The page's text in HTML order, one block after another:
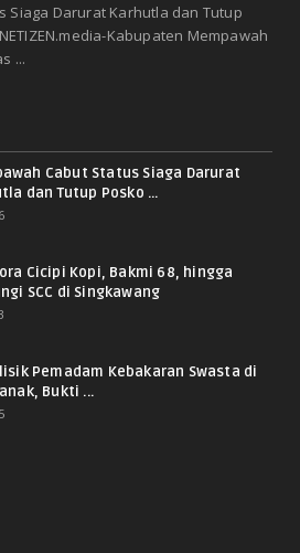
Siaga Darurat Karhutla dan Tutup
Kabupaten Mempawah
...
Cabut Status Siaga Darurat
dan Tutup Posko ...
Cicipi Kopi, Bakmi 68, hingga
SCC di Singkawang
Pemadam Kebakaran Swasta di
Bukti ...